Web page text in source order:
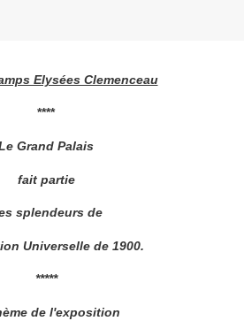
Elysées Clemenceau
****
Grand Palais
fait partie
splendeurs de
Universelle de 1900.
*****
de l'exposition